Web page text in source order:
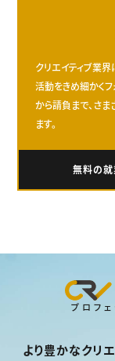
クリエイティブ業
活動をきめ細かく
から請負まで、さ
ます。
無料の就
プロフ
より豊かなクリ